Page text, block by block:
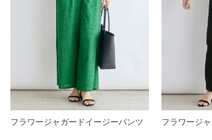
フラワージャガードイージーパンツ フラワージ